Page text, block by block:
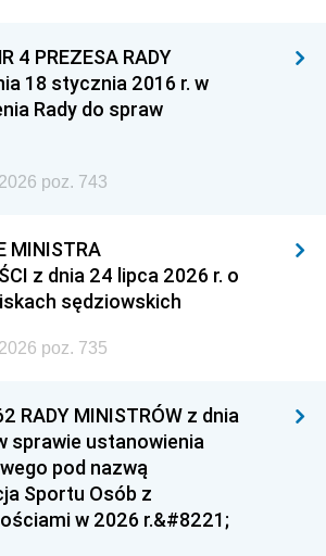
4 PREZESA RADY
18 stycznia 2016 r. w
Rady do spraw
poz. 743
MINISTRA
z dnia 24 lipca 2026 r. o
sędziowskich
poz. 735
RADY MINISTRÓW z dnia
sprawie ustanowienia
pod nazwą
Sportu Osób z
w 2026 r.&#8221;